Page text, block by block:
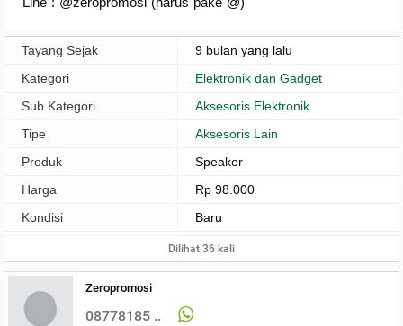
Tayang Sejak
9 bulan yang lalu
Kategori
Elektronik dan Gadget
Sub Kategori
Aksesoris Elektronik
Tipe
Aksesoris Lain
Produk
Speaker
Harga
Rp 98.000
Kondisi
Baru
Dilihat 36 kali
Zeropromosi
08778185 ..